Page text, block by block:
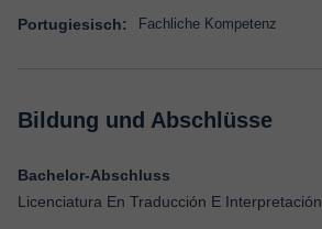
Portugiesisch: Fachliche Kompetenz
Bildung und Abschlüsse
Bachelor-Abschluss
Licenciatura En Traducción E Interpretación